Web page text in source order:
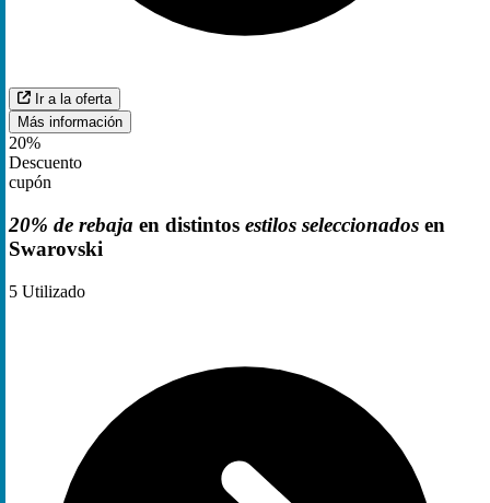
Ir a la oferta
Más información
20%
Descuento
cupón
20% de rebaja en distintos estilos seleccionados en
Swarovski
5 Utilizado